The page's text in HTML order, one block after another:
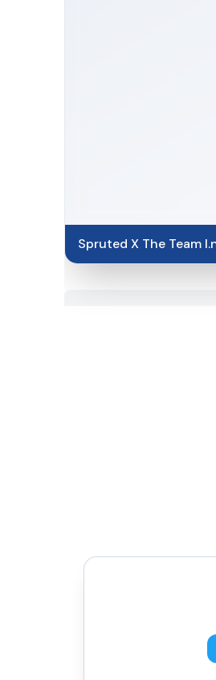
Spruted X The Team